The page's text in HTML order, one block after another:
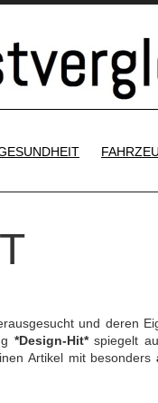
und deren
*Design-Hit*spiegelt
Artikel mit besonders